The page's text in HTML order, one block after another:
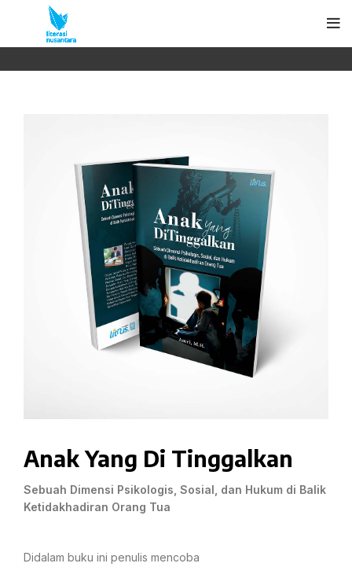
Anak Yang Di Tinggalkan
Sebuah Dimensi Psikologis, Sosial, dan Hukum di Balik
Ketidakhadiran Orang Tua
Didalam buku ini penulis mencoba